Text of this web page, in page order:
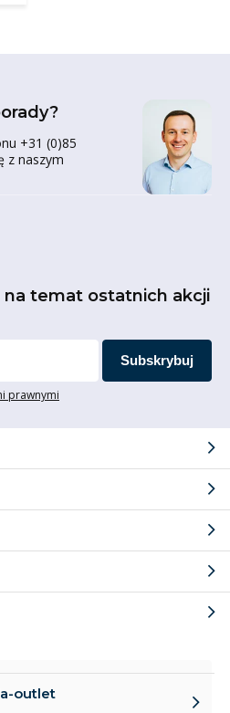
+31 (0)85
z naszym
na temat ostatnich akcji
Subskrybuj
prawnymi
outlet